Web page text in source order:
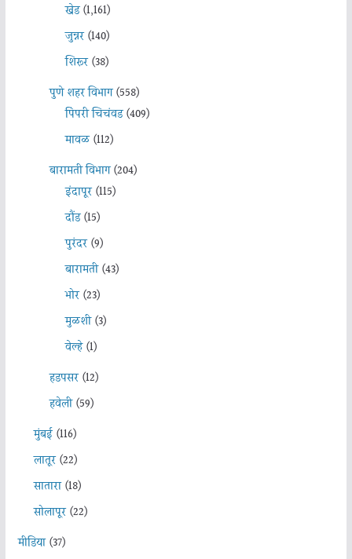
खेड(1,161)
जुन्नर(140)
शिरूर(38)
पुणे शहर विभाग(558)
पिंपरी चिचंवड(409)
मावळ(112)
बारामती विभाग(204)
इंदापूर(115)
दौंड(15)
पुरंदर(9)
बारामती(43)
भोर(23)
मुळशी(3)
वेल्हे(1)
हडपसर(12)
हवेली(59)
मुंबई(116)
लातूर(22)
सातारा(18)
सोलापूर(22)
मीडिया(37)